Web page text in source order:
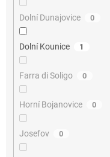
Dolní Dunajovice 0
Dolní Kounice 1
Farra di Soligo 0
Horní Bojanovice 0
Josefov 0